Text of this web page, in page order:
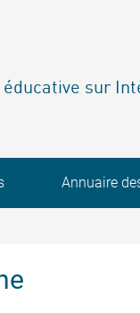
éducative sur
Annuaire